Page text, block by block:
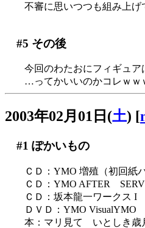
不審に思いつつも組み上げ
#5 その後
今回のわたおにフィギュア
…ってかいいのかコレｗｗ
2003年02月01日(土) [
#1 ぽかいもの
ＣＤ：YMO 増殖（初回紙
ＣＤ：YMO AFTER
ＣＤ：坂本龍一ワークス I
ＤＶＤ：YMO VisualYMO
本：マリ見て いとしき歳